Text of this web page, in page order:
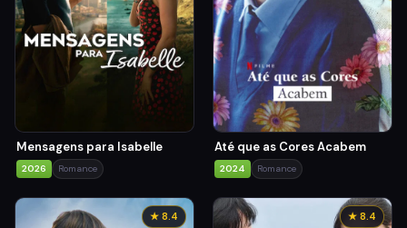
Mensagens para Isabelle
2026 Romance
Até que as Cores Acabem
2024 Romance
★ 8.4 ★ 8.4